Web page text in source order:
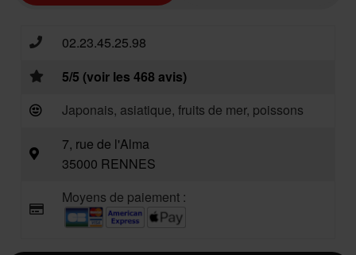
02.23.45.25.98
5/5 (voir les 468 avis)
Japonais, asiatique, fruits de mer, poissons
7, rue de l'Alma
35000 RENNES
Moyens de paiement :